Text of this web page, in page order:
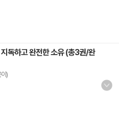
독하고 완전한 소유 (총3권/완
)